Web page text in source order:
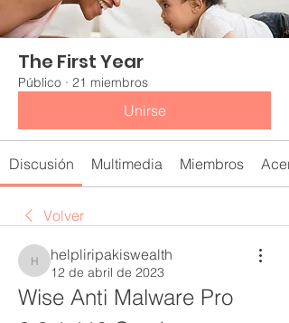
The First Year
Público · 21 miembros
Unirse
Discusión Multimedia Miembros
Volver
helpliripakiswealth
helpliripakiswealth
12 de abril de 2023
Wise Anti Malware Pro